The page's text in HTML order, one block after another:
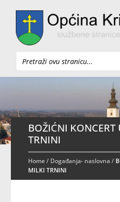
Pretraži
BOŽIĆNI KONCERT
TRNINI
Home/ Događanja- naslovna /
MILKI TRNINI